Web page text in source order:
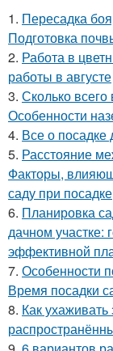
1. Пересадка
Подготовка
2. Работа в
работы в августе
3. Сколько
Особенности
4. Все о посадке
5. Расстояние
Факторы,
саду при посадке
6. Планировка
дачном участке:
эффективной
7. Особенности
Время посадки
8. Как